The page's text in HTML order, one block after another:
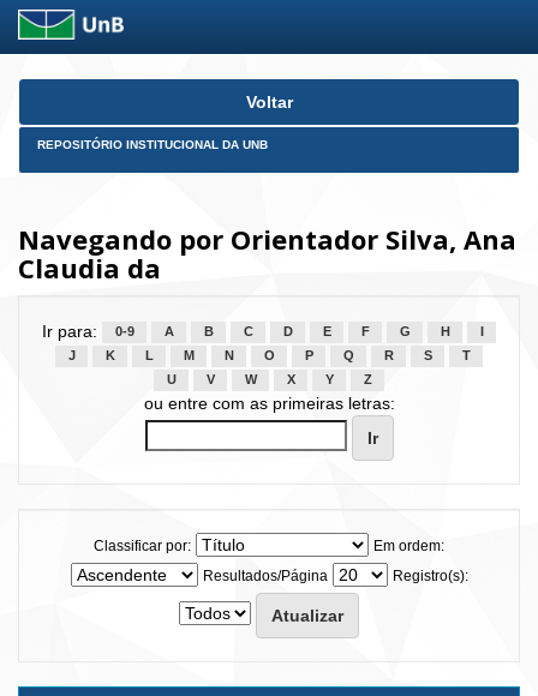
Skip
Voltar
REPOSITÓRIO INSTITUCIONAL DA UNB
Navegando por Orientador Silva, Ana
Claudia da
Ir para: 0-9 A B C D E F G H
J
K L M N O P Q R S
T
U
V W X Y Z
ou entre com as primeiras letras:
Classificar por:
Em ordem:
Resultados/Página
Registro(s):